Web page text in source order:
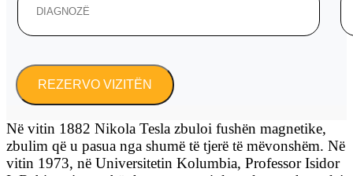
Në vitin 1882 Nikola Tesla zbuloi fushën magnetike,
zbulim që u pasua nga shumë të tjerë të mëvonshëm. Në
vitin 1973, në Universitetin Kolumbia, Professor Isidor